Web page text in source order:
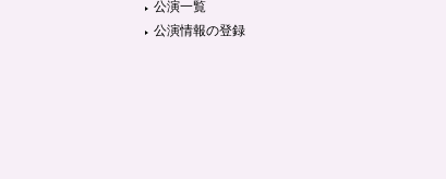
公演一覧
公演情報の登録